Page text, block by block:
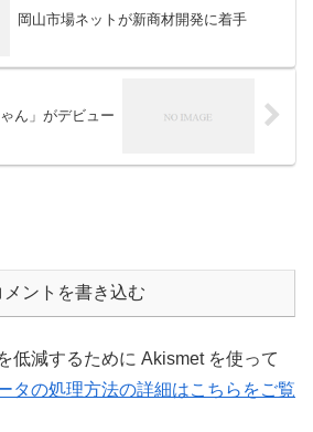
岡山市場ネットが新商材開発に着手
ん」がデビュー
メントを書き込む
低減するために Akismet を使って
タの処理方法の詳細はこちらをご覧